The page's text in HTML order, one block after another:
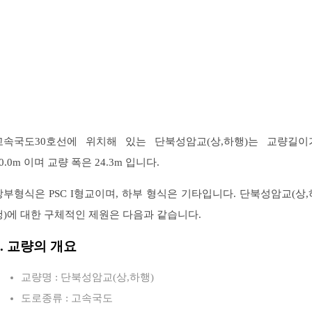
속국도30호선에 위치해 있는 단북성암교(상,하행)는 교량길이
이며 교량 폭은 24.3m 입니다.
부형식은 PSC I형교이며, 하부 형식은 기타입니다. 단북성암교(상,
)에 대한 구체적인 제원은 다음과 같습니다.
교량의 개요
교량명 : 단북성암교(상,하행)
도로종류 : 고속국도